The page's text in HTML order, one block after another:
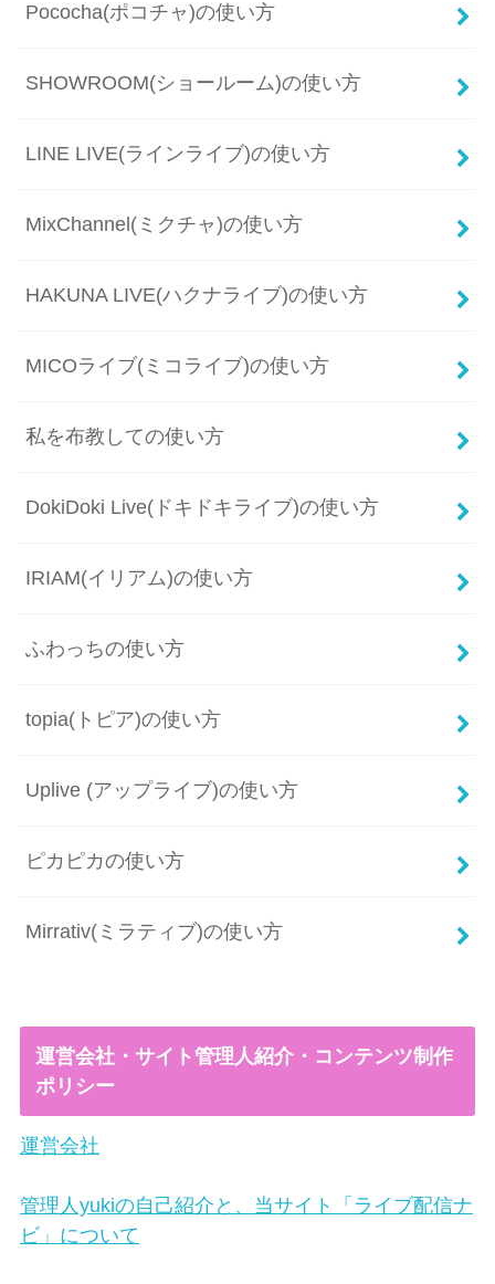
Pococha(ポコチャ)の使い方
SHOWROOM(ショールーム)の使い方
LINE LIVE(ラインライブ)の使い方
MixChannel(ミクチャ)の使い方
HAKUNA LIVE(ハクナライブ)の使い方
MICOライブ(ミコライブ)の使い方
私を布教しての使い方
DokiDoki Live(ドキドキライブ)の使い方
IRIAM(イリアム)の使い方
ふわっちの使い方
topia(トピア)の使い方
Uplive (アップライブ)の使い方
ピカピカの使い方
Mirrativ(ミラティブ)の使い方
運営会社・サイト管理人紹介・コンテンツ制作
ポリシー
運営会社
管理人yukiの自己紹介と、当サイト「ライブ配信ナ
ビ」について